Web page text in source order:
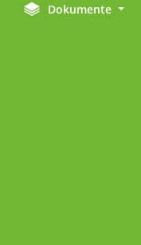
Dokumente